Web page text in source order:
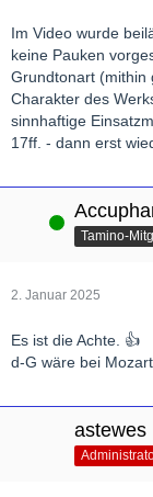
Im Video wurde
keine Pauken
Grundtonart (mithin
Charakter des
sinnhaftige
17ff. - dann erst
Online
Tamino-
2. Januar 2025
Es ist die Achte. 👍
d-G wäre bei
astewes